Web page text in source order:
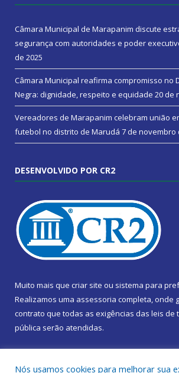
Câmara Municipal de Marapanim discute
segurança com autoridades e poder
de 2025
Câmara Municipal reafirma compromisso no
Negra: dignidade, respeito e equidade 20 de
Vereadores de Marapanim celebram união
futebol no distrito de Marudá 7 de novembro
DESENVOLVIDO POR CR2
Muito mais que criar site ou sistema para
Realizamos uma assessoria completa, onde
contrato que todas as exigências das leis de
pública serão atendidas.
Nós usamos cookies para melhorar sua